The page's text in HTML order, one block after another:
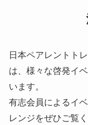
日本ペアレントト
は、様々な啓発イ
います。
有志会員によるイ
レンジをぜひご覧く